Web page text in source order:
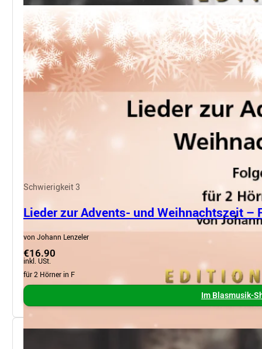
Schwierigkeit 3
Lieder zur Advents- und Weihnachtszeit –
von Johann Lenzeler
€16.90
inkl. USt.
für 2 Hörner in F
Im Blasmusik-